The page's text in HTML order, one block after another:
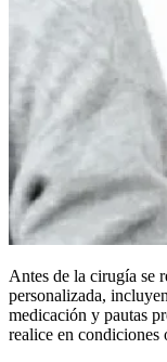
Antes de la cirugía se
personalizada,
medicación y pautas
realice en condiciones